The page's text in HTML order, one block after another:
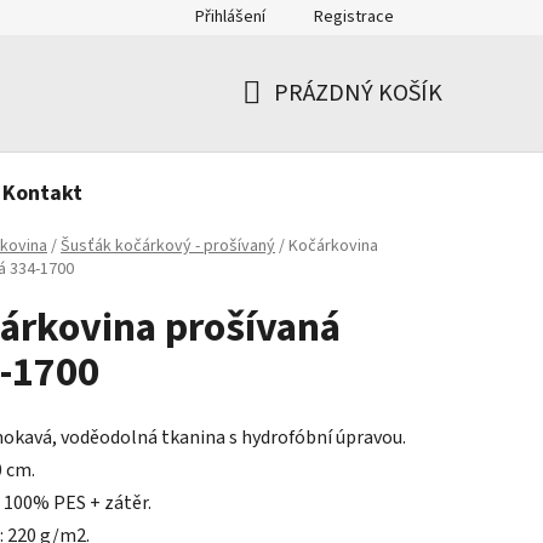
Přihlášení Registrace
PRÁZDNÝ KOŠÍK
Kontakt
/Šusťák kočárkový - prošívaný/Kočárkovina
334-1700
prošívaná
voděodolná tkanina s hydrofóbní úpravou.
cm.
PES + zátěr.
220 g/m2.